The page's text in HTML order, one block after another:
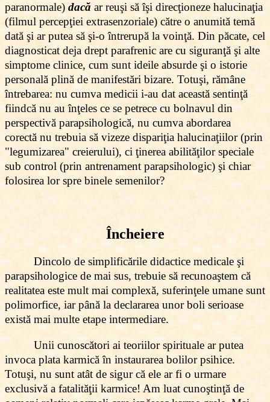
paranormale) dacă ar reuşi să îşi direcţioneze halucinaţia
(filmul percepţiei extrasenzoriale) către o anumită temă
dată şi ar putea să şi-o întrerupă la voinţă. Din păcate, cel
diagnosticat deja drept parafrenic are cu siguranţă şi alte
simptome clinice, cum sunt ideile absurde şi o istorie
personală plină de manifestări bizare. Totuşi, rămâne
întrebarea: nu cumva medicii i-au dat această sentinţă
fiindcă nu au înţeles ce se petrece cu bolnavul din
perspectivă parapsihologică, nu cumva abordarea
corectă nu trebuia să vizeze dispariţia halucinaţiilor (prin
"legumizarea" creierului), ci ţinerea abilităţilor speciale
sub control (prin antrenament parapsihologic) şi chiar
folosirea lor spre binele semenilor?
Încheiere
Dincolo de simplificările didactice medicale şi
parapsihologice de mai sus, trebuie să recunoaştem că
realitatea este mult mai complexă, suferinţele umane sunt
polimorfice, iar până la declararea unor boli serioase
există mai multe etape intermediare.
Unii cunoscători ai teoriilor spirituale ar putea
invoca plata karmică în instaurarea bolilor psihice.
Totuşi, nu sunt atât de sigur că ele ar fi o urmare
exclusivă a fatalităţii karmice! Am luat cunoştinţă de